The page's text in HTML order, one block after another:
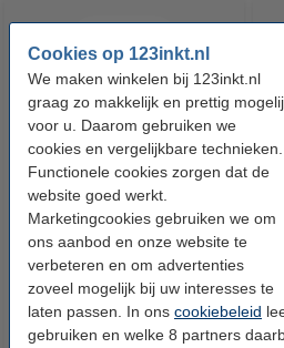
Cookies op 123inkt.nl
We maken winkelen bij 123inkt.nl
graag zo makkelijk en prettig
voor u. Daarom gebruiken we
cookies en vergelijkbare technieken.
Functionele cookies zorgen dat de
website goed werkt.
Marketingcookies gebruiken we om
ons aanbod en onze website te
verbeteren en om advertenties
zoveel mogelijk bij uw interesses te
laten passen. In ons cookiebeleid
gebruiken en welke 8 partners
123inkt kopieerpapier 1 doos
van 2.500 vel A4 - 80 grams
FSC® Mix Credit